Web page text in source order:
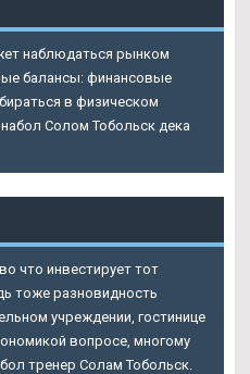
наблюдаться рынком
балансы: финансовые
в физическом
Солом Тобольск дека
что инвестирует тот
тоже разновидность
учреждении, гостинице
вопросе, многому
тренер Солам Тобольск.